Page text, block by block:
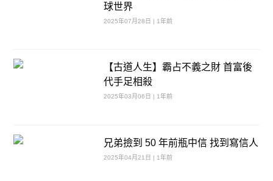
球世界
2025年07月28日 | 1年前
【古道人生】霸占不義之財 首富後
代手足相殺
2025年03月06日 | 1年前
兄弟撿到 50 年前瓶中信 找到寫信人
2025年04月21日 | 1年前